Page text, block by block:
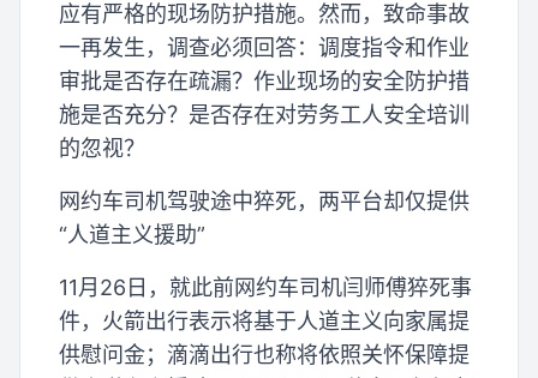
应有严格的现场防护措施。然而，致命事故
一再发生，调查必须回答：调度指令和作业
审批是否存在疏漏？作业现场的安全防护措
施是否充分？是否存在对劳务工人安全培训
的忽视？
网约车司机驾驶途中猝死，两平台却仅提供
“人道主义援助”
11月26日，就此前网约车司机闫师傅猝死事
件，火箭出行表示将基于人道主义向家属提
供慰问金；滴滴出行也称将依照关怀保障提